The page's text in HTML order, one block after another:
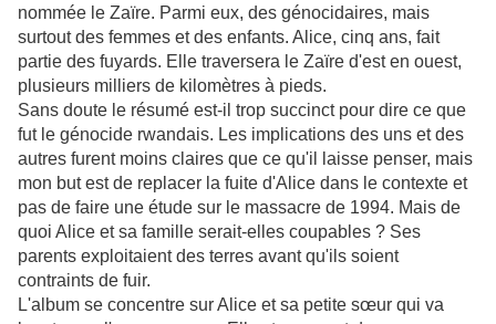
nommée le Zaïre. Parmi eux, des génocidaires, mais
surtout des femmes et des enfants. Alice, cinq ans, fait
partie des fuyards. Elle traversera le Zaïre d'est en ouest,
plusieurs milliers de kilomètres à pieds.
Sans doute le résumé est-il trop succinct pour dire ce que
fut le génocide rwandais. Les implications des uns et des
autres furent moins claires que ce qu'il laisse penser, mais
mon but est de replacer la fuite d'Alice dans le contexte et
pas de faire une étude sur le massacre de 1994. Mais de
quoi Alice et sa famille serait-elles coupables ? Ses
parents exploitaient des terres avant qu'ils soient
contraints de fuir.
L'album se concentre sur Alice et sa petite sœur qui va